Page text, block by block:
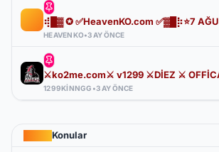
HEAVENKO•3 AY ÖNCE
1299KINNGG •3 AY ÖNCE
Konular